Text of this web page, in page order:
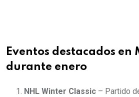
Eventos destacados en
durante enero
NHL Winter Classic – Partido